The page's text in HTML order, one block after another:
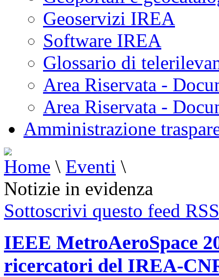
Geoservizi IREA
Software IREA
Glossario di
Area Riservata -
Area Riservata -
Amministrazione
Home \ Eventi \
Notizie in evidenza
Sottoscrivi questo feed RSS
IEEE MetroAeroSpace
ricercatori del IREA-